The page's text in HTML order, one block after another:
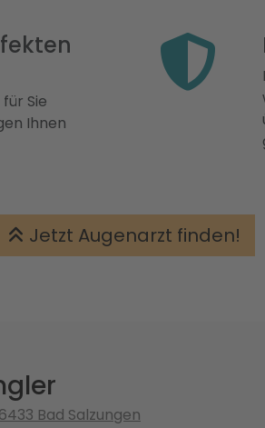
Sie
Ihnen
Jetzt Augenarzt finden!
Bad Salzungen